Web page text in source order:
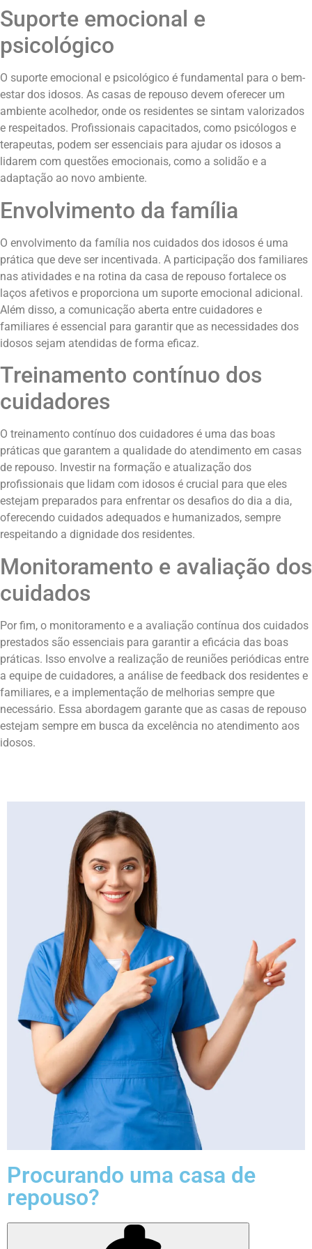
Suporte emocional e
psicológico
O suporte emocional e psicológico é fundamental para o bem-
estar dos idosos. As casas de repouso devem oferecer um
ambiente acolhedor, onde os residentes se sintam valorizados
e respeitados. Profissionais capacitados, como psicólogos e
terapeutas, podem ser essenciais para ajudar os idosos a
lidarem com questões emocionais, como a solidão e a
adaptação ao novo ambiente.
Envolvimento da família
O envolvimento da família nos cuidados dos idosos é uma
prática que deve ser incentivada. A participação dos familiares
nas atividades e na rotina da casa de repouso fortalece os
laços afetivos e proporciona um suporte emocional adicional.
Além disso, a comunicação aberta entre cuidadores e
familiares é essencial para garantir que as necessidades dos
idosos sejam atendidas de forma eficaz.
Treinamento contínuo dos
cuidadores
O treinamento contínuo dos cuidadores é uma das boas
práticas que garantem a qualidade do atendimento em casas
de repouso. Investir na formação e atualização dos
profissionais que lidam com idosos é crucial para que eles
estejam preparados para enfrentar os desafios do dia a dia,
oferecendo cuidados adequados e humanizados, sempre
respeitando a dignidade dos residentes.
Monitoramento e avaliação dos
cuidados
Por fim, o monitoramento e a avaliação contínua dos cuidados
prestados são essenciais para garantir a eficácia das boas
práticas. Isso envolve a realização de reuniões periódicas entre
a equipe de cuidadores, a análise de feedback dos residentes e
familiares, e a implementação de melhorias sempre que
necessário. Essa abordagem garante que as casas de repouso
estejam sempre em busca da excelência no atendimento aos
idosos.
Procurando uma casa de
repouso?